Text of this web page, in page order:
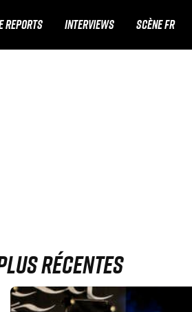
REPORTS INTERVIEWS SCÈNE FR
récentes